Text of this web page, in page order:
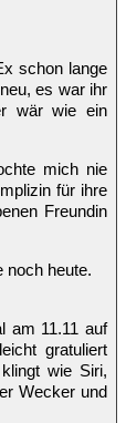
schon lange
es war ihr
wär wie ein
mich nie
für ihre
Freundin
noch heute.
am 11.11 auf
gratuliert
wie Siri,
Wecker und